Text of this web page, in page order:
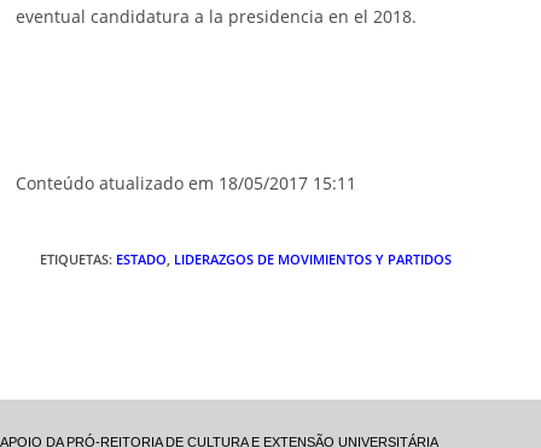
eventual candidatura a la presidencia en el 2018.
Conteúdo atualizado em 18/05/2017 15:11
ETIQUETAS: ESTADO, LIDERAZGOS DE MOVIMIENTOS Y PARTIDOS
APOIO DA PRÓ-REITORIA DE CULTURA E EXTENSÃO UNIVERSITÁRIA